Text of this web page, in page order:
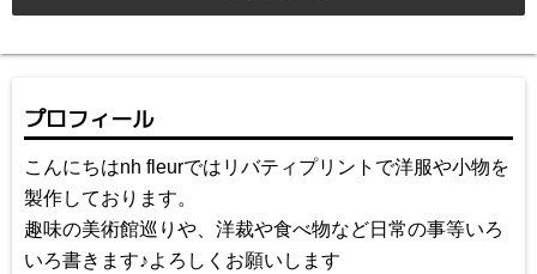
プロフィール
こんにちはnh fleurではリバティプリントで洋服や小物を
製作しております。
趣味の美術館巡りや、洋裁や食べ物など日常の事等いろ
いろ書きます♪よろしくお願いします